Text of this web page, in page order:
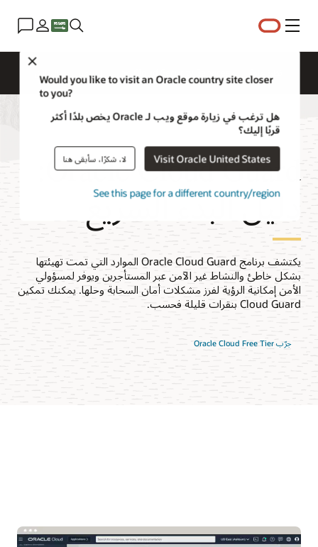
القائمة
Would you like to visit an Oracle country site closer
to you?
هل ترغب في زيارة موقع ويب لـ Oracle يخص بلدًا أكثر
قربًا إليك؟
Visit Oracle United States لا، شكرًا، سأبقى هنا
See this page for a different country/region
دليل البدء السريع
يكتشف برنامج Oracle Cloud Guard الموارد التي تمت تهيئتها
بشكل خاطئ والنشاط غير الآمن عبر المستأجرين ويوفر لمسؤولي
الأمن إمكانية الرؤية لفرز مشكلات أمان السحابة وحلها. يمكنك تمكين
Cloud Guard بنقرات قليلة فحسب.
جرّب Oracle Cloud Free Tier